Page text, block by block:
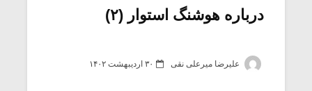
درباره هوشنگ استوار (۲)
علیرضا میرعلی نقی ۳۰ اردیبهشت ۱۴۰۲